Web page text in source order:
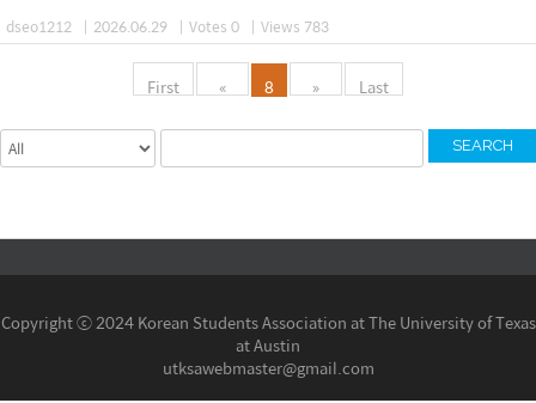
dseo1212 | 2026.06.29 | Votes 0 | Views 783
First « 8 » Last
SEARCH
Copyright ⓒ 2024 Korean Students Association at The University of Texas
at Austin
utksawebmaster@gmail.com